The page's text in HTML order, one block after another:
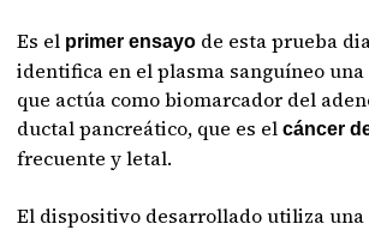
Es el primer ensayo de esta prueba
identifica en el plasma sanguíneo
que actúa como biomarcador del
ductal pancreático, que es elcáncer
frecuente y letal.
El dispositivo desarrollado utiliza una